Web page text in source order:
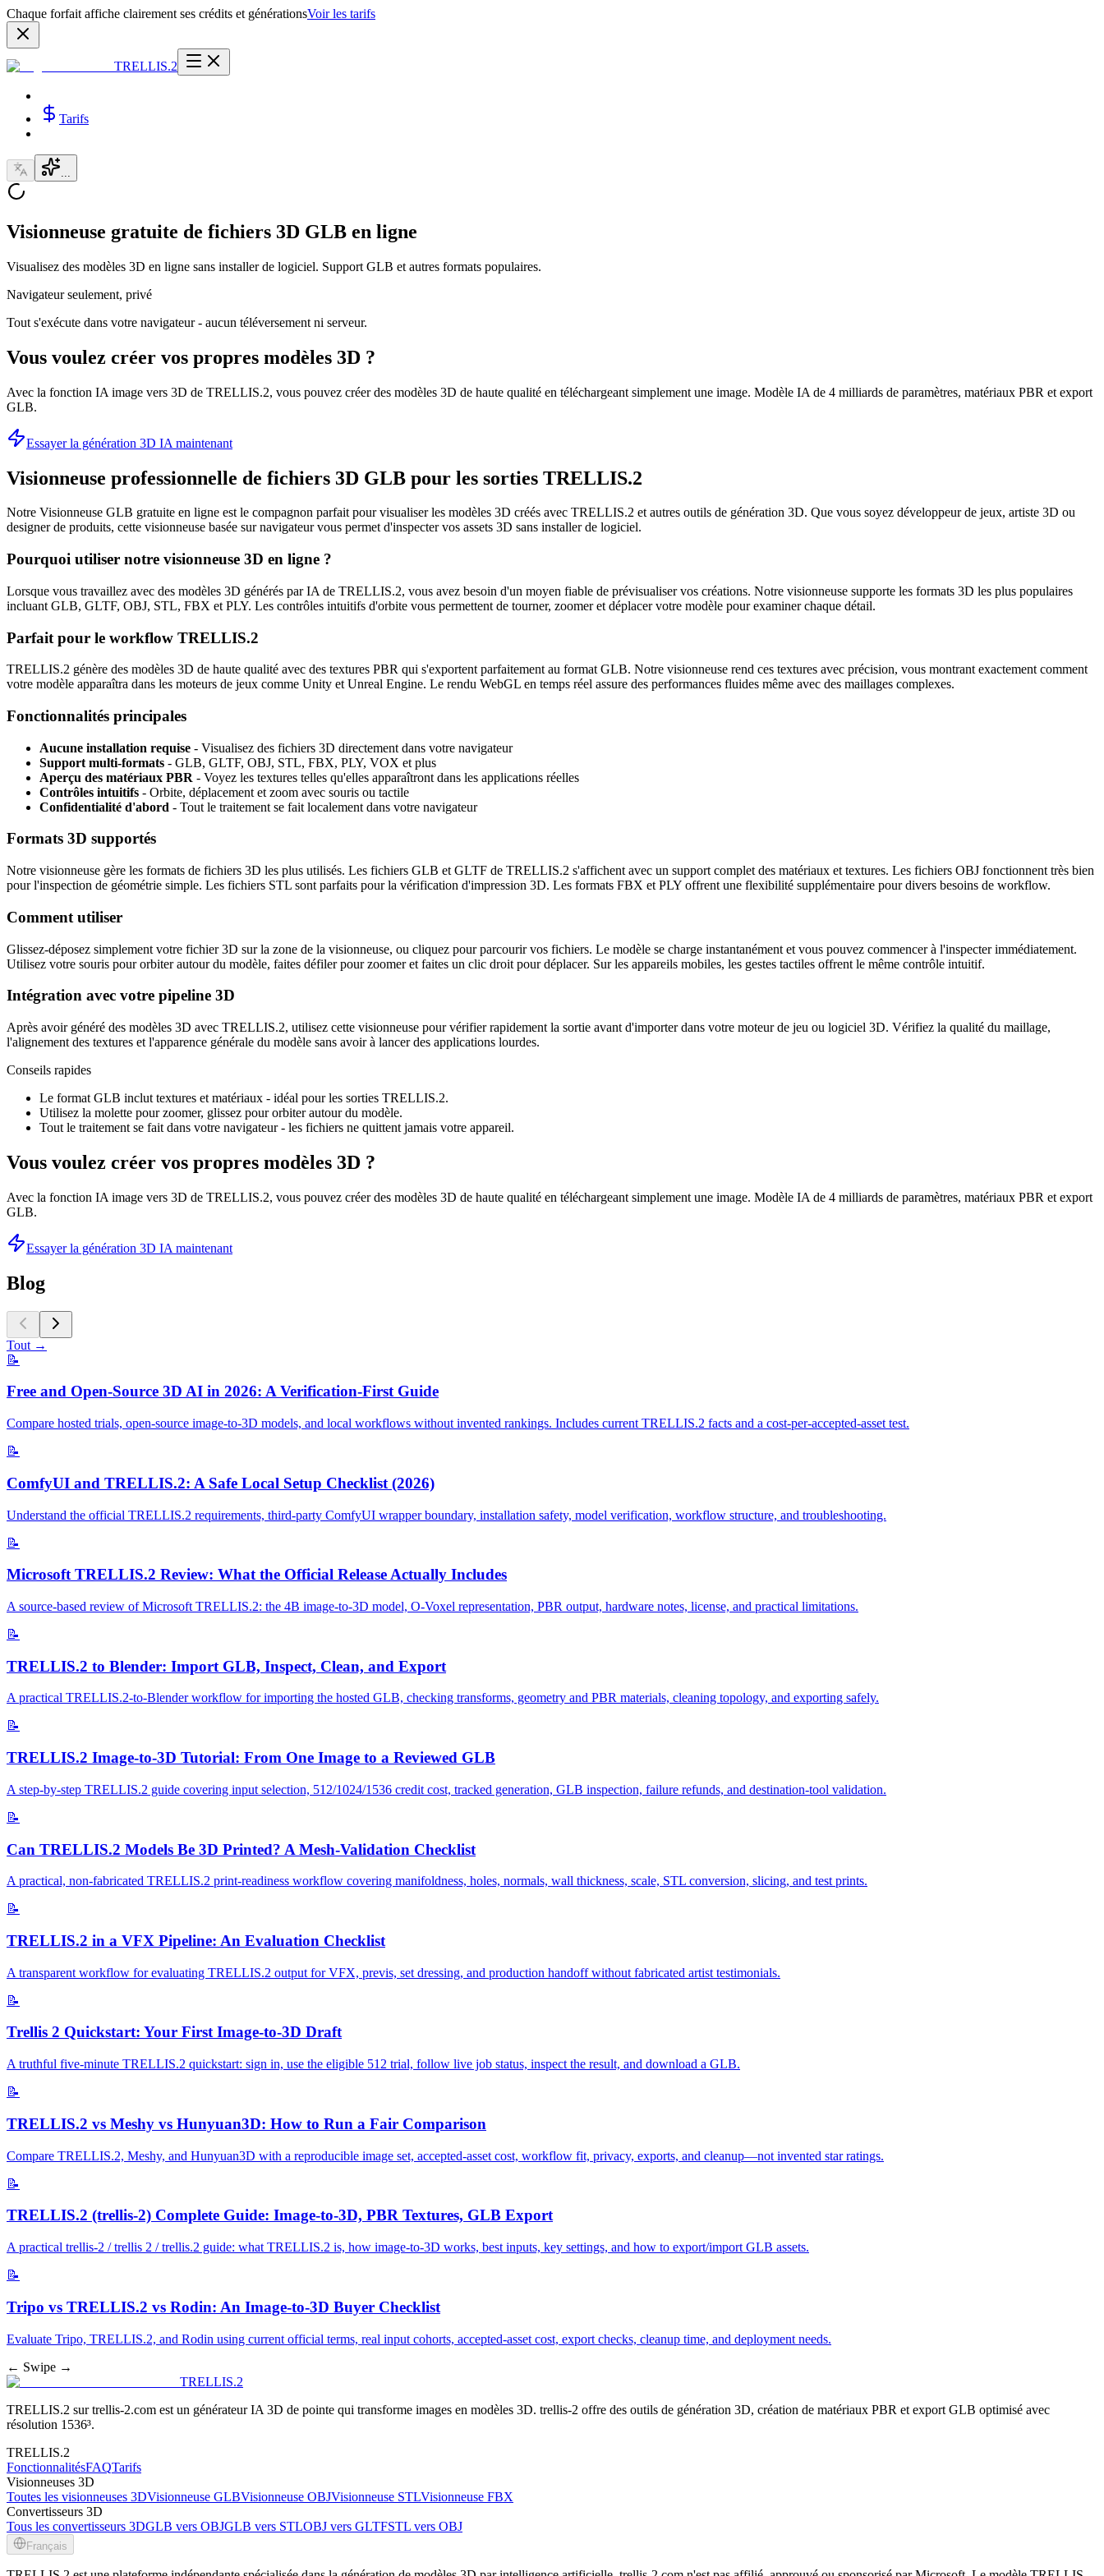
Chaque forfait affiche clairement ses crédits et générationsVoir les tarifs
TRELLIS.2
Tarifs
...
Visionneuse gratuite de fichiers 3D GLB en ligne
Visualisez des modèles 3D en ligne sans installer de logiciel. Support GLB et autres formats populaires.
Navigateur seulement, privé
Tout s'exécute dans votre navigateur - aucun téléversement ni serveur.
Vous voulez créer vos propres modèles 3D ?
Avec la fonction IA image vers 3D de TRELLIS.2, vous pouvez créer des modèles 3D de haute qualité en téléchargeant simplement une image. Modèle IA de 4 milliards de paramètres, matériaux PBR et export
GLB.
Essayer la génération 3D IA maintenant
Visionneuse professionnelle de fichiers 3D GLB pour les sorties TRELLIS.2
Notre Visionneuse GLB gratuite en ligne est le compagnon parfait pour visualiser les modèles 3D créés avec TRELLIS.2 et autres outils de génération 3D. Que vous soyez développeur de jeux, artiste 3D ou
designer de produits, cette visionneuse basée sur navigateur vous permet d'inspecter vos assets 3D sans installer de logiciel.
Pourquoi utiliser notre visionneuse 3D en ligne ?
Lorsque vous travaillez avec des modèles 3D générés par IA de TRELLIS.2, vous avez besoin d'un moyen fiable de prévisualiser vos créations. Notre visionneuse supporte les formats 3D les plus populaires
incluant GLB, GLTF, OBJ, STL, FBX et PLY. Les contrôles intuitifs d'orbite vous permettent de tourner, zoomer et déplacer votre modèle pour examiner chaque détail.
Parfait pour le workflow TRELLIS.2
TRELLIS.2 génère des modèles 3D de haute qualité avec des textures PBR qui s'exportent parfaitement au format GLB. Notre visionneuse rend ces textures avec précision, vous montrant exactement comment
votre modèle apparaîtra dans les moteurs de jeux comme Unity et Unreal Engine. Le rendu WebGL en temps réel assure des performances fluides même avec des maillages complexes.
Fonctionnalités principales
Aucune installation requise - Visualisez des fichiers 3D directement dans votre navigateur
Support multi-formats - GLB, GLTF, OBJ, STL, FBX, PLY, VOX et plus
Aperçu des matériaux PBR - Voyez les textures telles qu'elles apparaîtront dans les applications réelles
Contrôles intuitifs - Orbite, déplacement et zoom avec souris ou tactile
Confidentialité d'abord - Tout le traitement se fait localement dans votre navigateur
Formats 3D supportés
Notre visionneuse gère les formats de fichiers 3D les plus utilisés. Les fichiers GLB et GLTF de TRELLIS.2 s'affichent avec un support complet des matériaux et textures. Les fichiers OBJ fonctionnent très bien
pour l'inspection de géométrie simple. Les fichiers STL sont parfaits pour la vérification d'impression 3D. Les formats FBX et PLY offrent une flexibilité supplémentaire pour divers besoins de workflow.
Comment utiliser
Glissez-déposez simplement votre fichier 3D sur la zone de la visionneuse, ou cliquez pour parcourir vos fichiers. Le modèle se charge instantanément et vous pouvez commencer à l'inspecter immédiatement.
Utilisez votre souris pour orbiter autour du modèle, faites défiler pour zoomer et faites un clic droit pour déplacer. Sur les appareils mobiles, les gestes tactiles offrent le même contrôle intuitif.
Intégration avec votre pipeline 3D
Après avoir généré des modèles 3D avec TRELLIS.2, utilisez cette visionneuse pour vérifier rapidement la sortie avant d'importer dans votre moteur de jeu ou logiciel 3D. Vérifiez la qualité du maillage,
l'alignement des textures et l'apparence générale du modèle sans avoir à lancer des applications lourdes.
Conseils rapides
Le format GLB inclut textures et matériaux - idéal pour les sorties TRELLIS.2.
Utilisez la molette pour zoomer, glissez pour orbiter autour du modèle.
Tout le traitement se fait dans votre navigateur - les fichiers ne quittent jamais votre appareil.
Vous voulez créer vos propres modèles 3D ?
Avec la fonction IA image vers 3D de TRELLIS.2, vous pouvez créer des modèles 3D de haute qualité en téléchargeant simplement une image. Modèle IA de 4 milliards de paramètres, matériaux PBR et export
GLB.
Essayer la génération 3D IA maintenant
Blog
Tout →
📝
Free and Open-Source 3D AI in 2026: A Verification-First Guide
Compare hosted trials, open-source image-to-3D models, and local workflows without invented rankings. Includes current TRELLIS.2 facts and a cost-per-accepted-asset test.
📝
ComfyUI and TRELLIS.2: A Safe Local Setup Checklist (2026)
Understand the official TRELLIS.2 requirements, third-party ComfyUI wrapper boundary, installation safety, model verification, workflow structure, and troubleshooting.
📝
Microsoft TRELLIS.2 Review: What the Official Release Actually Includes
A source-based review of Microsoft TRELLIS.2: the 4B image-to-3D model, O-Voxel representation, PBR output, hardware notes, license, and practical limitations.
📝
TRELLIS.2 to Blender: Import GLB, Inspect, Clean, and Export
A practical TRELLIS.2-to-Blender workflow for importing the hosted GLB, checking transforms, geometry and PBR materials, cleaning topology, and exporting safely.
📝
TRELLIS.2 Image-to-3D Tutorial: From One Image to a Reviewed GLB
A step-by-step TRELLIS.2 guide covering input selection, 512/1024/1536 credit cost, tracked generation, GLB inspection, failure refunds, and destination-tool validation.
📝
Can TRELLIS.2 Models Be 3D Printed? A Mesh-Validation Checklist
A practical, non-fabricated TRELLIS.2 print-readiness workflow covering manifoldness, holes, normals, wall thickness, scale, STL conversion, slicing, and test prints.
📝
TRELLIS.2 in a VFX Pipeline: An Evaluation Checklist
A transparent workflow for evaluating TRELLIS.2 output for VFX, previs, set dressing, and production handoff without fabricated artist testimonials.
📝
Trellis 2 Quickstart: Your First Image-to-3D Draft
A truthful five-minute TRELLIS.2 quickstart: sign in, use the eligible 512 trial, follow live job status, inspect the result, and download a GLB.
📝
TRELLIS.2 vs Meshy vs Hunyuan3D: How to Run a Fair Comparison
Compare TRELLIS.2, Meshy, and Hunyuan3D with a reproducible image set, accepted-asset cost, workflow fit, privacy, exports, and cleanup—not invented star ratings.
📝
TRELLIS.2 (trellis-2) Complete Guide: Image-to-3D, PBR Textures, GLB Export
A practical trellis-2 / trellis 2 / trellis.2 guide: what TRELLIS.2 is, how image-to-3D works, best inputs, key settings, and how to export/import GLB assets.
📝
Tripo vs TRELLIS.2 vs Rodin: An Image-to-3D Buyer Checklist
Evaluate Tripo, TRELLIS.2, and Rodin using current official terms, real input cohorts, accepted-asset cost, export checks, cleanup time, and deployment needs.
← Swipe →
TRELLIS.2
TRELLIS.2 sur trellis-2.com est un générateur IA 3D de pointe qui transforme images en modèles 3D. trellis-2 offre des outils de génération 3D, création de matériaux PBR et export GLB optimisé avec
résolution 1536³.
TRELLIS.2
FonctionnalitésFAQTarifs
Visionneuses 3D
Toutes les visionneuses 3DVisionneuse GLBVisionneuse OBJVisionneuse STLVisionneuse FBX
Convertisseurs 3D
Tous les convertisseurs 3DGLB vers OBJGLB vers STLOBJ vers GLTFSTL vers OBJ
Français